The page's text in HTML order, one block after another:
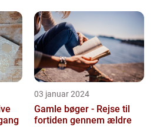
03 januar 2024
Gamle bøger - Rejse til
fortiden gennem ældre